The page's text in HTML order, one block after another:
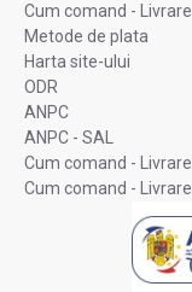
Cum comand - Livrare
Metode de plata
Harta site-ului
ODR
ANPC
ANPC - SAL
Cum comand - Livrare
Cum comand - Livrare